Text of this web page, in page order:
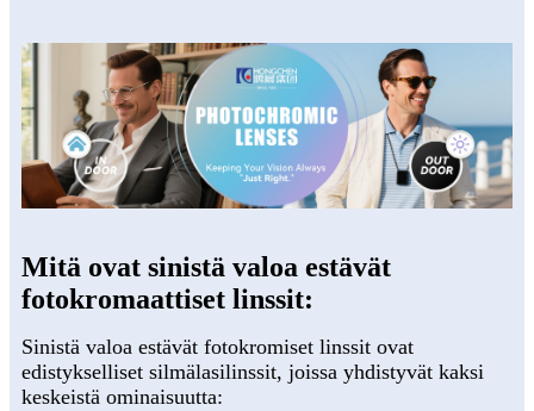
Mitä ovat sinistä valoa estävät
fotokromaattiset linssit:
Sinistä valoa estävät fotokromiset linssit ovat
edistykselliset silmälasilinssit, joissa yhdistyvät kaksi
keskeistä ominaisuutta: